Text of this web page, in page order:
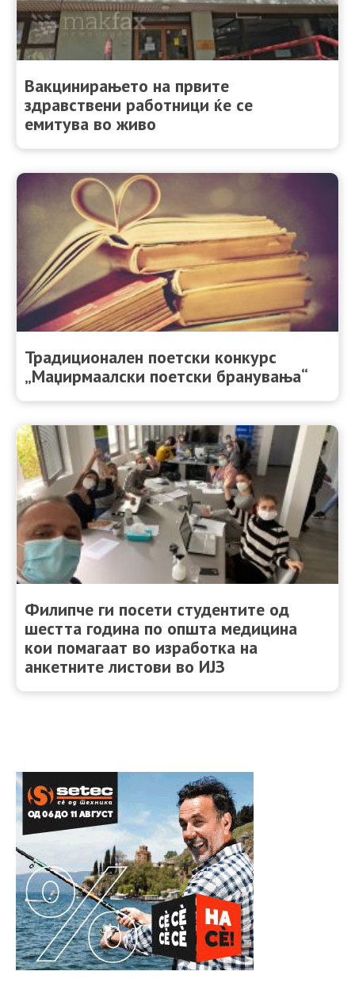
Вакцинирањето на првите
здравствени работници ќе се
емитува во живо
Традиционален поетски конкурс
„Маџирмаалски поетски бранувања“
Филипче ги посети студентите од
шестта година по општа медицина
кои помагаат во изработка на
анкетните листови во ИЈЗ